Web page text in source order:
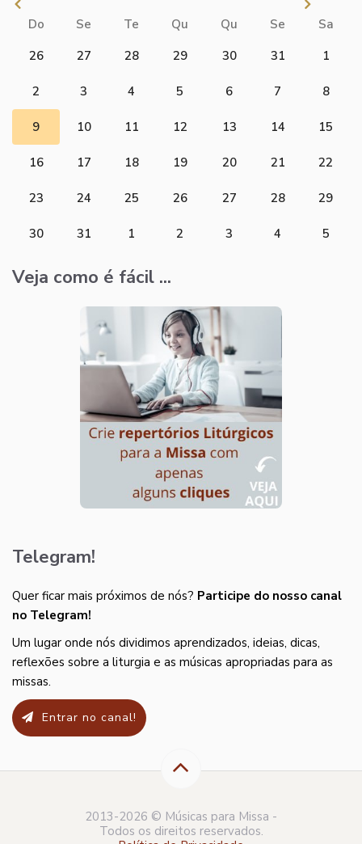
Do Se Te Qu Qu Se
Sa
26
27 28 29 30 31 1
2 3 4 5 6 7 8
9 10 11 12 13 14 15
16 17 18 19 20 21 22
23 24 25 26 27 28 29
30 31 1 2 3 4 5
Veja como é fácil ...
Telegram!
Quer ficar mais próximos de nós? Participe do nosso canal
no Telegram!
Um lugar onde nós dividimos aprendizados, ideias, dicas,
reflexões sobre a liturgia e as músicas apropriadas para as
missas.
Entrar no canal!
2013-2026 © Músicas para Missa -
Todos os direitos reservados.